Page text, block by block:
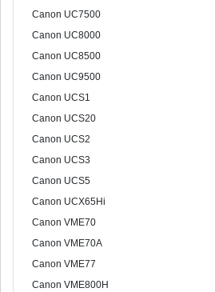
Canon UC7500
Canon UC8000
Canon UC8500
Canon UC9500
Canon UCS1
Canon UCS20
Canon UCS2
Canon UCS3
Canon UCS5
Canon UCX65Hi
Canon VME70
Canon VME70A
Canon VME77
Canon VME800H